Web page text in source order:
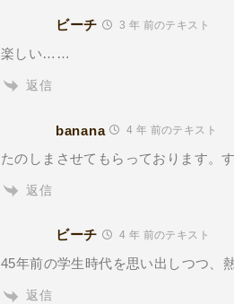
ビーチ 3 年 前のテキスト
楽しい……
返信
banana 4 年 前のテキスト
たのしまさせてもらっております。
返信
ビーチ 4 年 前のテキスト
45年前の学生時代を思い出しつつ、
返信